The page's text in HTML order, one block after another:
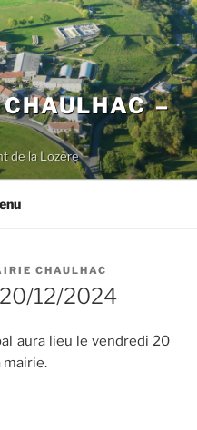
–
de la Lozère
CHAULHAC
12/2024
aura lieu le vendredi 20
mairie.